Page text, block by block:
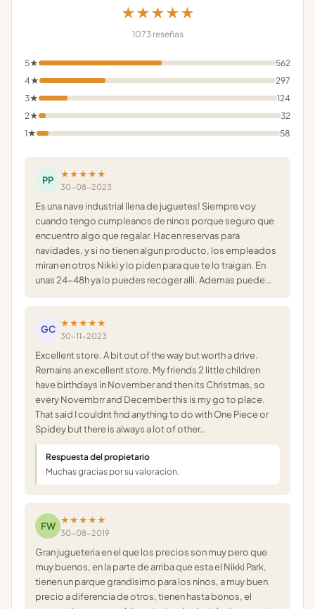
★★★★★
1073 reseñas
5★
562
4★
297
3★
124
2★
32
1★
58
PP
★★★★★
30-08-2023
Es una nave industrial llena de juguetes! Siempre voy
cuando tengo cumpleanos de ninos porque seguro que
encuentro algo que regalar. Hacen reservas para
navidades, y si no tienen algun producto, los empleados
miran en otros Nikki y lo piden para que te lo traigan. En
unas 24-48h ya lo puedes recoger alli. Ademas puede…
GC
★★★★★
30-11-2023
Excellent store. A bit out of the way but worth a drive.
Remains an excellent store. My friends 2 little children
have birthdays in November and then its Christmas, so
every Novembrr and December this is my go to place.
That said I couldnt find anything to do with One Piece or
Spidey but there is always a lot of other…
Respuesta del propietario
Muchas gracias por su valoracion.
FW
★★★★★
30-08-2019
Gran jugueteria en el que los precios son muy pero que
muy buenos, en la parte de arriba que esta el Nikki Park,
tienen un parque grandisimo para los ninos, a muy buen
precio a diferencia de otros, tienen hasta bonos, el